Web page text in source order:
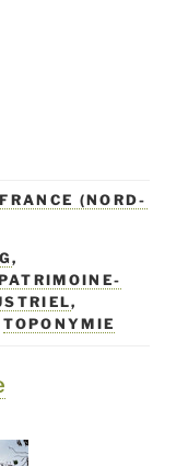
»
(NORD-
,
,
TOPONYMIE